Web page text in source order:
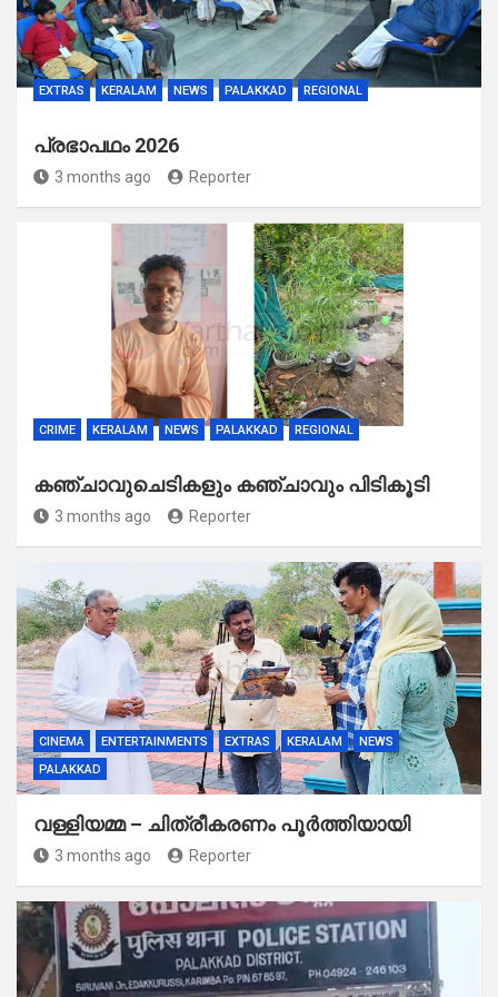
EXTRAS KERALAM NEWS PALAKKAD REGIONAL
പ്രഭാപഥം 2026
3 months ago Reporter
CRIME KERALAM NEWS PALAKKAD REGIONAL
കഞ്ചാവുചെടികളും കഞ്ചാവും പിടികൂടി
3 months ago Reporter
CINEMA ENTERTAINMENTS EXTRAS KERALAM
NEWS
PALAKKAD
വള്ളിയമ്മ – ചിത്രീകരണം പൂർത്തിയായി
3 months ago Reporter